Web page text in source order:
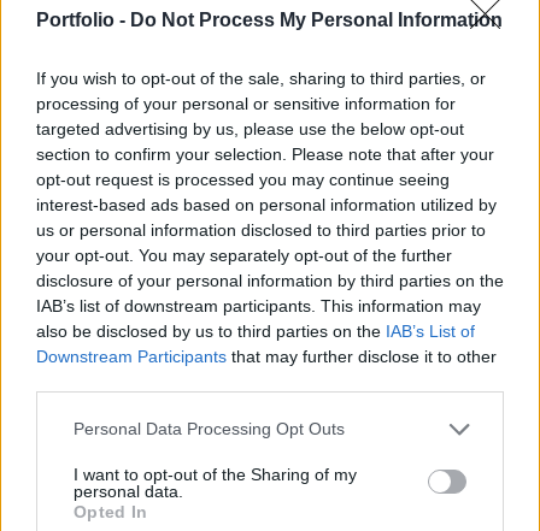
Portfolio - Do Not Process My Personal Information
If you wish to opt-out of the sale, sharing to third parties, or
processing of your personal or sensitive information for
targeted advertising by us, please use the below opt-out
section to confirm your selection. Please note that after your
opt-out request is processed you may continue seeing
interest-based ads based on personal information utilized by
us or personal information disclosed to third parties prior to
your opt-out. You may separately opt-out of the further
disclosure of your personal information by third parties on the
IAB’s list of downstream participants. This information may
also be disclosed by us to third parties on the IAB’s List of
Downstream Participants that may further disclose it to other
Personal Data Processing Opt Outs
I want to opt-out of the Sharing of my
personal data.
Opted In
mutat.
Az autószektor szereplői voltak a nyitás legnagyobb
vesztesei, azonban a vételi oldal erősebbnek bizonyult így
a Volkswagen már stagnálást mutat, míg a Continental
1.7%-os, a Michelin pedig 0.12%-os mínuszban
tartózkodik.A Corus Group a mai napon 73%-kal csökkenő
negyedéves nettó profitról számolt be, melynek hatására a
társaság részvényei 5%-os mínuszban nyitottak ki,
azonban...
KEDVES OLVASÓNK!
tartozik, melynek olvasása előfizetéses
regisztrációhoz kötött.
Az előfizetés a következőket tartalmazza: